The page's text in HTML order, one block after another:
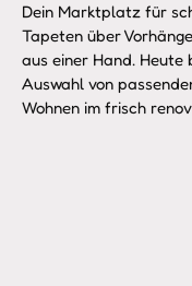
Dein Marktplatz für
Tapeten über
aus einer Hand.
Auswahl von
Wohnen im frisch